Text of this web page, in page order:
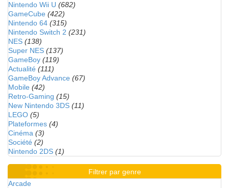
Nintendo Wii U (682)
GameCube (422)
Nintendo 64 (315)
Nintendo Switch 2 (231)
NES (138)
Super NES (137)
GameBoy (119)
Actualité (111)
GameBoy Advance (67)
Mobile (42)
Retro-Gaming (15)
New Nintendo 3DS (11)
LEGO (5)
Plateformes (4)
Cinéma (3)
Société (2)
Nintendo 2DS (1)
Filtrer par genre
Arcade